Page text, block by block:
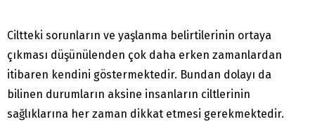
Ciltteki sorunların ve yaşlanma belirtilerinin ortaya
çıkması düşünülenden çok daha erken zamanlardan
itibaren kendini göstermektedir. Bundan dolayı da
bilinen durumların aksine insanların ciltlerinin
sağlıklarına her zaman dikkat etmesi gerekmektedir.